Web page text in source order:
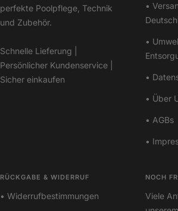
perfekte Poolpflege, Technik
und Zubehör.
Schnelle Lieferung |
Persönlicher Kundenservice |
Sicher einkaufen
•
•
•
• Über
• AGBs
•
RÜCKGABE & WIDERRUF
• Widerrufbestimmungen
NOCH
Viele